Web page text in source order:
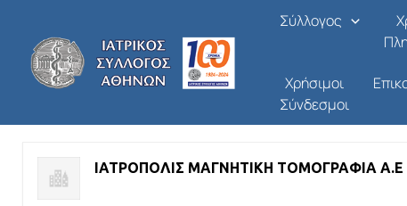
περιεχόμενο
Σύλλογος
Χρήσιμοι
Σύνδεσμοι
Από/08/07/2026
ΑΠΑΣΧΟΛΗΣΗ - ΖΗΤΗΣΗ ΙΑΤΡΙΚΟΥ ΠΡΟΣΩΠΙΚΟΥ
ΙΑΤΡΟΠΟΛΙΣ ΜΑΓΝΗΤΙΚΗ ΤΟΜΟΓΡΑΦΙΑ Α.Ε